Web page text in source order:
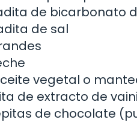
de bicarbonato
de sal
vegetal o
de extracto de
de chocolate